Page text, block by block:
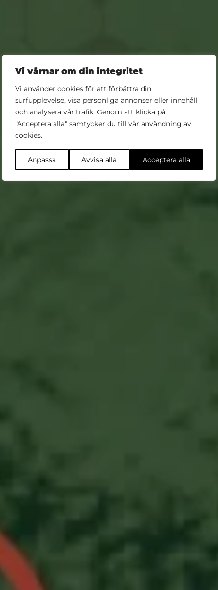
Vi värnar om din integritet
Vi använder cookies för att förbättra din
surfupplevelse, visa personliga annonser eller innehåll
och analysera vår trafik. Genom att klicka på
"Acceptera alla" samtycker du till vår användning av
cookies.
Anpassa Avvisa alla Acceptera alla
Köp biljett